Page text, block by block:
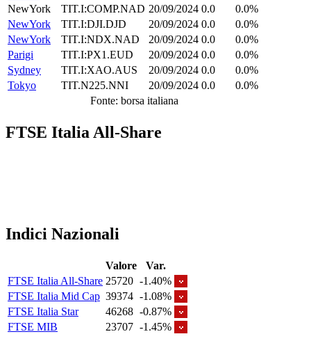
NewYork
TIT.I:COMP.NAD 20/09/2024 0.0
0.0%
NewYork
TIT.I:DJI.DJD 20/09/2024 0.0
0.0%
NewYork
TIT.I:NDX.NAD 20/09/2024 0.0
0.0%
Parigi
TIT.I:PX1.EUD 20/09/2024 0.0
0.0%
Sydney
TIT.I:XAO.AUS 20/09/2024 0.0
0.0%
Tokyo
TIT.N225.NNI 20/09/2024 0.0
0.0%
Fonte: borsa italiana
FTSE Italia All-Share
Indici Nazionali
Valore
Var.
FTSE Italia All-Share 25720 -1.40%
FTSE Italia Mid Cap 39374 -1.08%
FTSE Italia Star
46268 -0.87%
FTSE MIB
23707 -1.45%